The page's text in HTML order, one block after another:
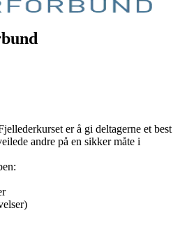
er å gi deltagerne et best
andre på en sikker måte i